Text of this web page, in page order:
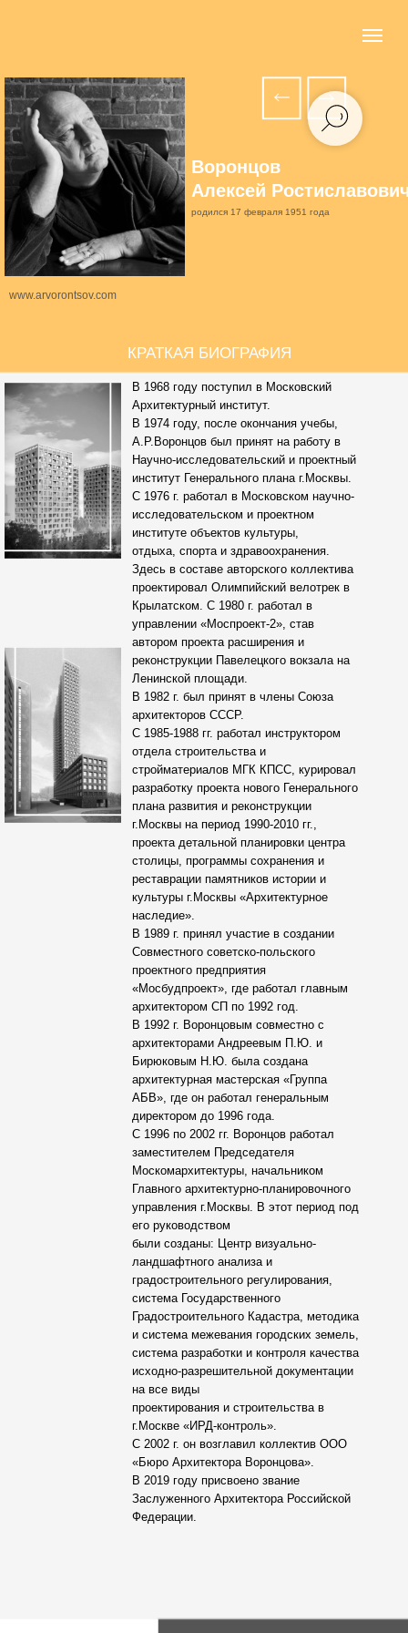
Воронцов
Алексей
родился 17 февраля 1951 года
www.arvorontsov.com
КРАТКАЯ БИОГРАФИЯ
В 1968 году поступил в Московский
Архитектурный институт.
В 1974 году, после окончания учебы,
А.Р.Воронцов был принят на работу в
Научно-исследовательский и проектный
институт Генерального плана г.Москвы.
С 1976 г. работал в Московском научно-
исследовательском и проектном
институте объектов культуры,
отдыха, спорта и здравоохранения.
Здесь в составе авторского коллектива
проектировал Олимпийский велотрек в
Крылатском. С 1980 г. работал в
управлении «Моспроект-2», став
автором проекта расширения и
реконструкции Павелецкого вокзала на
Ленинской площади.
В 1982 г. был принят в члены Союза
архитекторов СССР.
С 1985-1988 гг. работал инструктором
отдела строительства и
стройматериалов МГК КПСС, курировал
разработку проекта нового Генерального
плана развития и реконструкции
г.Москвы на период 1990-2010 гг.,
проекта детальной планировки центра
столицы, программы сохранения и
реставрации памятников истории и
культуры г.Москвы «Архитектурное
наследие».
В 1989 г. принял участие в создании
Совместного советско-польского
проектного предприятия
«Мосбудпроект», где работал главным
архитектором СП по 1992 год.
В 1992 г. Воронцовым совместно с
архитекторами Андреевым П.Ю. и
Бирюковым Н.Ю. была создана
архитектурная мастерская «Группа
АБВ», где он работал генеральным
директором до 1996 года.
С 1996 по 2002 гг. Воронцов работал
заместителем Председателя
Москомархитектуры, начальником
Главного архитектурно-планировочного
управления г.Москвы. В этот период под
его руководством
были созданы: Центр визуально-
ландшафтного анализа и
градостроительного регулирования,
система Государственного
Градостроительного Кадастра, методика
и система межевания городских земель,
система разработки и контроля качества
исходно-разрешительной документации
на все виды
проектирования и строительства в
г.Москве «ИРД-контроль».
С 2002 г. он возглавил коллектив ООО
«Бюро Архитектора Воронцова».
В 2019 году присвоено звание
Заслуженного Архитектора Российской
Федерации.